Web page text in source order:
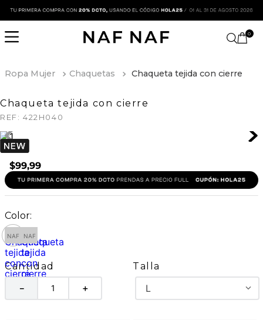
0
Ropa Mujer Chaquetas Chaqueta tejida con cierre
Chaqueta tejida con cierre
REF: 422H040
$99,99
Cantidad
＋
－
Talla
L